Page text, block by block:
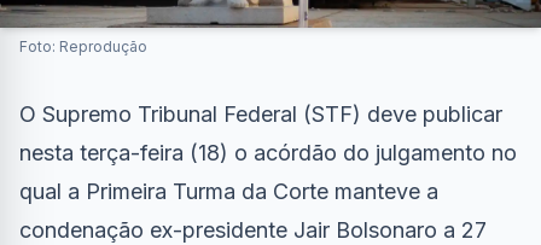
Foto: Reprodução
O Supremo Tribunal Federal (STF) deve publicar
nesta terça-feira (18) o acórdão do julgamento no
qual a Primeira Turma da Corte manteve a
condenação ex-presidente Jair Bolsonaro a 27